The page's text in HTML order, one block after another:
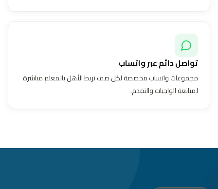
تواصل دائم عبر واتساب
مجموعات واتساب مخصصة لكل صف تربط الأهل بالمعلم مباشرة
لمتابعة الواجبات والتقدم.